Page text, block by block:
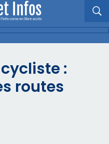
:
routes